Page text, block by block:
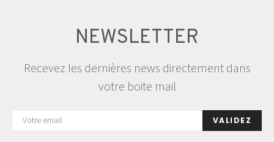
NEWSLETTER
Recevez les dernières news directement dans
votre boite mail
VALIDEZ